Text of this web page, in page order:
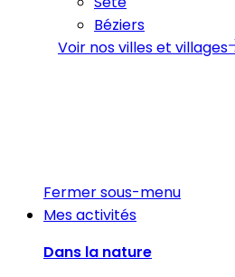
Béziers
Voir nos villes et villages
Fermer sous-menu
Mes activités
Dans la nature